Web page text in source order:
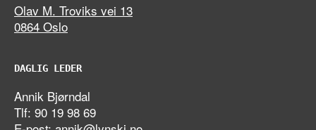
Olav M. Troviks vei 13
0864 Oslo
DAGLIG LEDER
Annik Bjørndal
Tlf: 90 19 98 69